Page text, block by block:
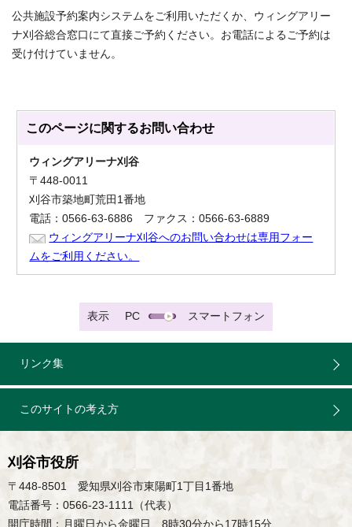
公共施設予約案内システムをご利用いただくか、ウィングアリー
ナ刈谷総合窓口にて直接ご予約ください。お電話によるご予約は
受け付けていません。
このページに関するお問い合わせ
ウィングアリーナ刈谷
〒448-0011
刈谷市築地町荒田1番地
電話：0566-63-6886 ファクス：0566-63-6889
ウィングアリーナ刈谷へのお問い合わせは専用フォー
ムをご利用ください。
表示 PC スマートフォン
リンク集
このサイトの考え方
刈谷市役所
〒448-8501 愛知県刈谷市東陽町1丁目1番地
電話番号：0566-23-1111（代表）
開庁時間：月曜日から金曜日 8時30分から17時15分